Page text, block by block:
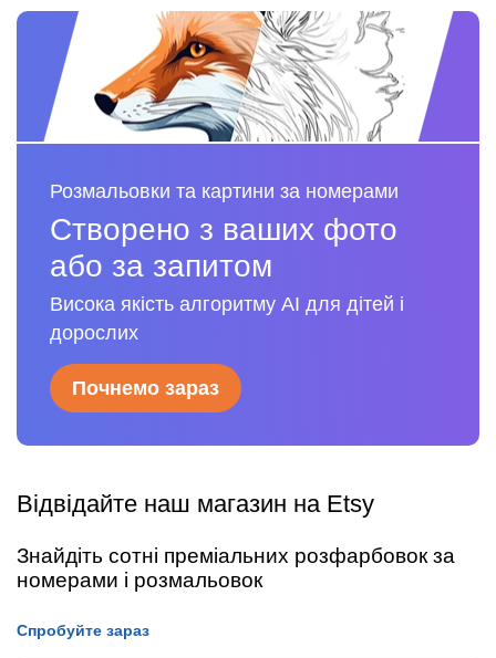
Розмальовки та картини за номерами
Створено з ваших фото
або за запитом
Висока якість алгоритму AI для дітей і
дорослих
Почнемо зараз
Відвідайте наш магазин на Etsy
Знайдіть сотні преміальних розфарбовок за
номерами і розмальовок
Спробуйте зараз